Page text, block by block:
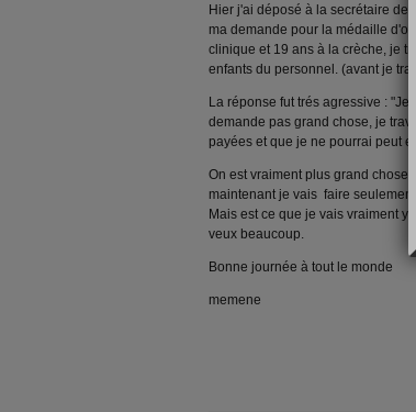
Hier j'ai déposé à la secrétaire de
ma demande pour la médaille
clinique et 19 ans à la crèche, je
enfants du personnel. (avant je
La réponse fut trés agressive :
demande pas grand chose, je
payées et que je ne pourrai peut
On est vraiment plus grand chose
maintenant je vais faire
Mais est ce que je vais vraiment y
veux beaucoup.
Bonne journée à tout le monde
memene